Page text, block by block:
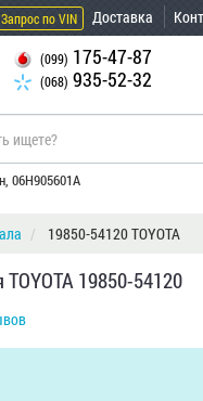
Запрос по VIN Доставка
(099) 175-47-87
(068) 935-52-32
06H905601A
19850-54120 TOYOTA
19850-54120